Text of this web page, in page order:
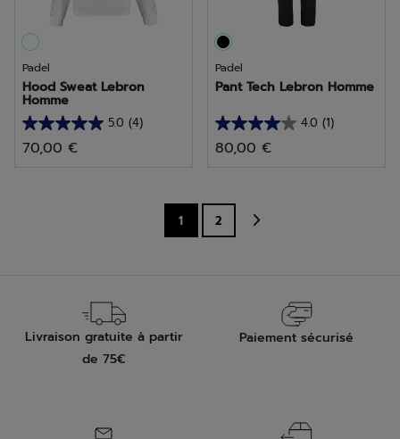
Padel
Hood Sweat Lebron
Homme
5.0 (4)
5.0
sur
70,00 €
Padel
Pant Tech Lebron Homme
4.0 (1)
4.0
sur
étoiles.
1
avis
80,00 €
1 2
Livraison gratuite à partir
de 75€
Paiement sécurisé